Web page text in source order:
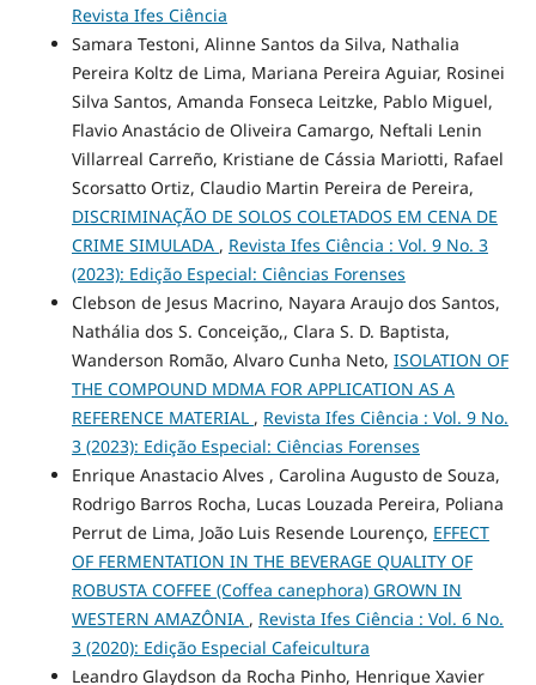
Revista Ifes Ciência
Samara Testoni, Alinne Santos da Silva, Nathalia
Pereira Koltz de Lima, Mariana Pereira Aguiar, Rosinei
Silva Santos, Amanda Fonseca Leitzke, Pablo Miguel,
Flavio Anastácio de Oliveira Camargo, Neftali Lenin
Villarreal Carreño, Kristiane de Cássia Mariotti, Rafael
Scorsatto Ortiz, Claudio Martin Pereira de Pereira,
DISCRIMINAÇÃO DE SOLOS COLETADOS EM CENA DE
CRIME SIMULADA , Revista Ifes Ciência : Vol. 9 No. 3
(2023): Edição Especial: Ciências Forenses
Clebson de Jesus Macrino, Nayara Araujo dos Santos,
Nathália dos S. Conceição,, Clara S. D. Baptista,
Wanderson Romão, Alvaro Cunha Neto, ISOLATION OF
THE COMPOUND MDMA FOR APPLICATION AS A
REFERENCE MATERIAL , Revista Ifes Ciência : Vol. 9 No.
3 (2023): Edição Especial: Ciências Forenses
Enrique Anastacio Alves , Carolina Augusto de Souza,
Rodrigo Barros Rocha, Lucas Louzada Pereira, Poliana
Perrut de Lima, João Luis Resende Lourenço, EFFECT
OF FERMENTATION IN THE BEVERAGE QUALITY OF
ROBUSTA COFFEE (Coffea canephora) GROWN IN
WESTERN AMAZÔNIA , Revista Ifes Ciência : Vol. 6 No.
3 (2020): Edição Especial Cafeicultura
Leandro Glaydson da Rocha Pinho, Henrique Xavier